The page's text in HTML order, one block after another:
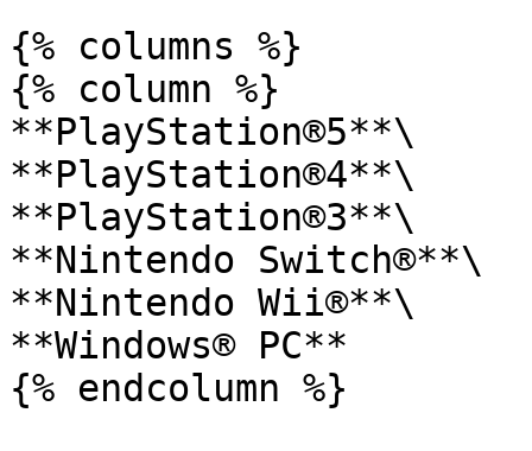
{% columns %}
{% column %}
**PlayStation®5**\
**PlayStation®4**\
**PlayStation®3**\
**Nintendo Switch®**\
**Nintendo Wii®**\
**Windows® PC**
{% endcolumn %}